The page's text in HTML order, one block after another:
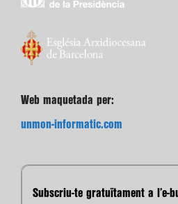
Web maquetada per:
unmon-informatic.com
Subscriu-te gratuïtament a l’e-